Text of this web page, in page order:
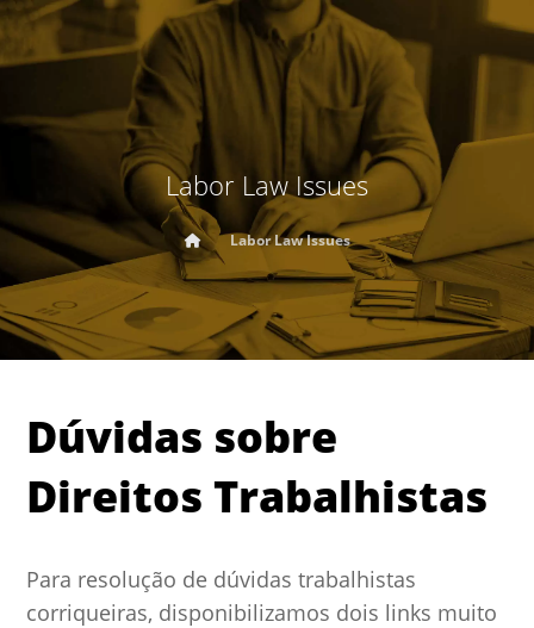
Labor Law Issues
Labor Law Issues
Dúvidas sobre
Direitos Trabalhistas
Para resolução de dúvidas trabalhistas
corriqueiras, disponibilizamos dois links muito